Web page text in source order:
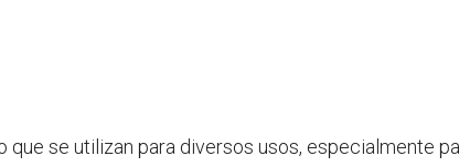
se utilizan para diversos usos, especialmente